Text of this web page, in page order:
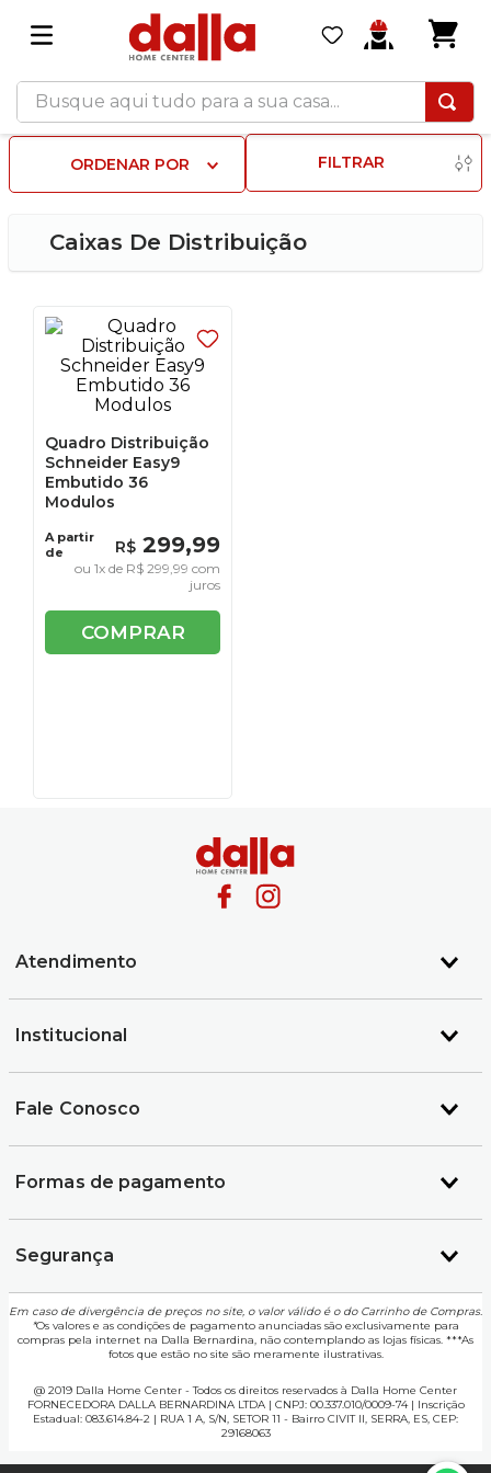
Busque aqui tudo para a sua casa...
ORDENAR POR FILTRAR
Caixas De Distribuição
Quadro Distribuição
Schneider Easy9
Embutido 36
Modulos
A partir
de
R$ 299,99
ou1x de R$ 299,99 com
juros
COMPRAR
Atendimento
Institucional
Fale Conosco
Formas de pagamento
Segurança
Em caso de divergência de preços no site, o valor válido é o do Carrinho de Compras.
*Os valores e as condições de pagamento anunciadas são exclusivamente para
compras pela internet na Dalla Bernardina, não contemplando as lojas físicas. ***As
fotos que estão no site são meramente ilustrativas.
@ 2019 Dalla Home Center - Todos os direitos reservados à Dalla Home Center
FORNECEDORA DALLA BERNARDINA LTDA | CNPJ: 00.337.010/0009-74 | Inscrição
Estadual: 083.614.84-2 | RUA 1 A, S/N, SETOR 11 - Bairro CIVIT II, SERRA, ES, CEP:
29168063